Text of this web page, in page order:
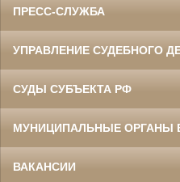
ПРЕСС-СЛУЖБА
УПРАВЛЕНИЕ СУДЕБНОГО
СУДЫ СУБЪЕКТА РФ
МУНИЦИПАЛЬНЫЕ ОРГАНЫ
ВАКАНСИИ